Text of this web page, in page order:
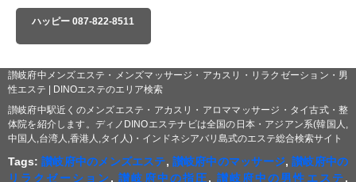
ハッピー 087-822-8511
讃岐府中メンズエステ・メンズマッサージ・アカスリ・リラクゼーション・男
性エステ | DINOエステのエリア検索
讃岐府中駅近くのメンズエステ・アカスリ・アロママッサージ・タイ古式・整
体院を紹介します。ディノDINOエステナビは全国の日本・アジアン系(韓国人,
中国人,台湾人,香港人,タイ人)・インドネシアバリ島式のエステ総合検索サイト
Tags:讃岐府中のメンズエステ, 讃岐府中のマッサージ,讃岐府中の
リラクゼーション,讃岐府中の指圧, 讃岐府中の男性エステ,